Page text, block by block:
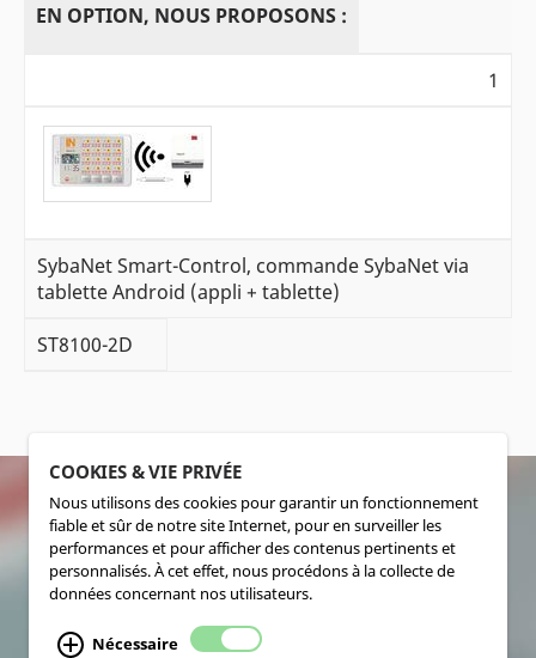
EN OPTION, NOUS PROPOSONS :
1
SybaNet Smart-Control, commande SybaNet via
tablette Android (appli + tablette)
ST8100-2D
SOCIALMEDIA
COOKIES & VIE PRIVÉE
Nous utilisons des cookies pour garantir un fonctionnement
fiable et sûr de notre site Internet, pour en surveiller les
performances et pour afficher des contenus pertinents et
personnalisés. À cet effet, nous procédons à la collecte de
données concernant nos utilisateurs.
Nécessaire